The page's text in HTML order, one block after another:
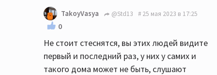
TakoyVasya @Std13 25 мая 2023 в 17:25
0
Не стоит стеснятся, вы этих людей видите
первый и последний раз, у них у самих и
такого дома может не быть, слушают